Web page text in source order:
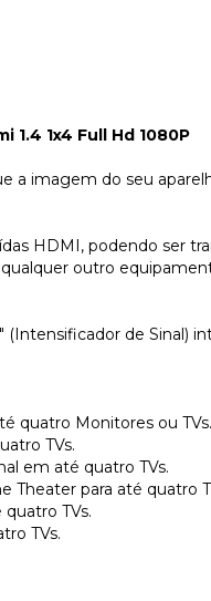
1x4 Full Hd 1080P
a imagem do seu
HDMI, podendo ser
outro
de Sinal)
quatro Monitores ou TVs.
TVs.
em até quatro TVs.
Theater para até quatro
TVs.
TVs.